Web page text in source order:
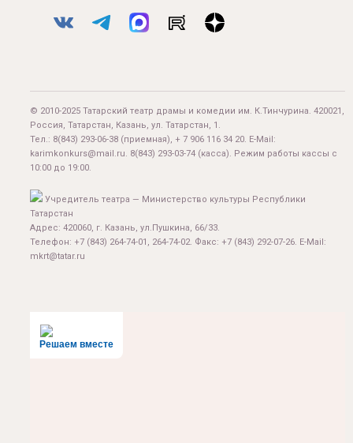
© 2010-2025 Татарский театр драмы и комедии им. К.Тинчурина. 420021,
Россия, Татарстан, Казань, ул. Татарстан, 1.
Тел.: 8(843) 293-06-38 (приемная), + 7 906 116 34 20. E-Mail:
karimkonkurs@mail.ru. 8(843) 293-03-74 (касса). Режим работы кассы с
10:00 до 19:00.
Учредитель театра — Министерство культуры Республики
Татарстан
Адрес: 420060, г. Казань, ул.Пушкина, 66/33.
Телефон: +7 (843) 264-74-01, 264-74-02. Факс: +7 (843) 292-07-26. E-Mail:
mkrt@tatar.ru
Решаем вместе